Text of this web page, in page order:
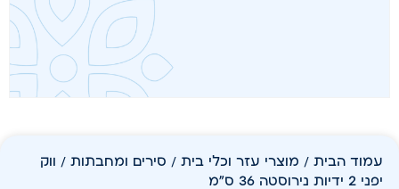
עמוד הבית / מוצרי עזר וכלי בית / סירים ומחבתות / ווק
יפני 2 ידיות נירוסטה 36 ס"מ